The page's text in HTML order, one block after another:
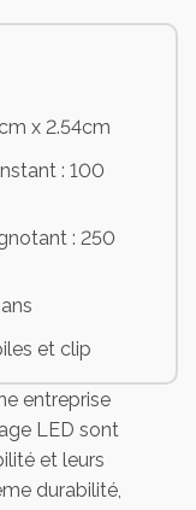
x 2.54cm
: 100
: 250
et clip
(inclues)
entreprise
LED sont
et leurs
durabilité,